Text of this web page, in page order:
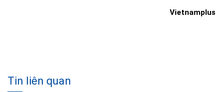
Vietnamplus
Tin liên quan